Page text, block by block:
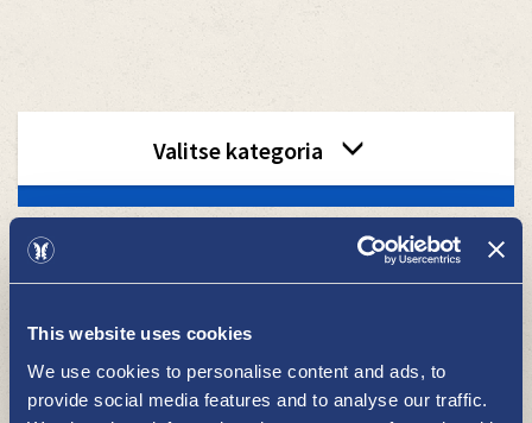
This website uses cookies
We use cookies to personalise content and ads, to
provide social media features and to analyse our traffic.
menu
2
Valitse kategoria